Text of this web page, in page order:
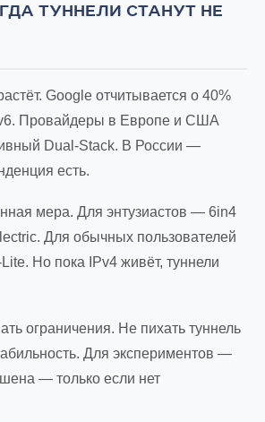
ТУННЕЛИ СТАНУТ НЕ
Google отчитывается о 40%
Провайдеры в Европе и США
Dual-Stack. В России —
есть.
мера. Для энтузиастов — 6in4
Для обычных пользователей
Но пока IPv4 живёт, туннели
ограничения. Не пихать туннель
Для экспериментов —
— только если нет